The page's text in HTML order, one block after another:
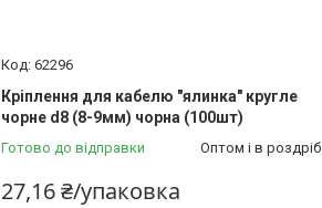
62296
Кріплення для кабелю "ялинка" кругле
чорне d8 (8-9мм) чорна (100шт)
Готово до відправки Оптом і в роздріб
27,16 ₴/упаковка